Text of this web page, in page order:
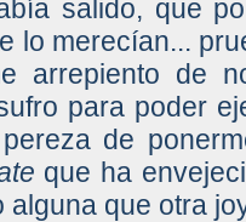
salido, que
lo merecían...
arrepiento de
para poder
de
que ha
alguna que otra